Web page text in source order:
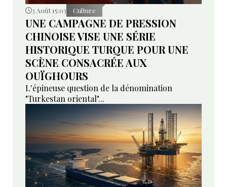
3 Août 15:03 Culture
UNE CAMPAGNE DE PRESSION
CHINOISE VISE UNE SÉRIE
HISTORIQUE TURQUE POUR UNE
SCÈNE CONSACRÉE AUX
OUÏGHOURS
L'épineuse question de la dénomination
"Turkestan oriental"...